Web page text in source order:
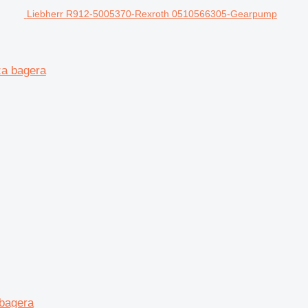
Liebherr R912-5005370-Rexroth 0510566305-Gearpump
bagera